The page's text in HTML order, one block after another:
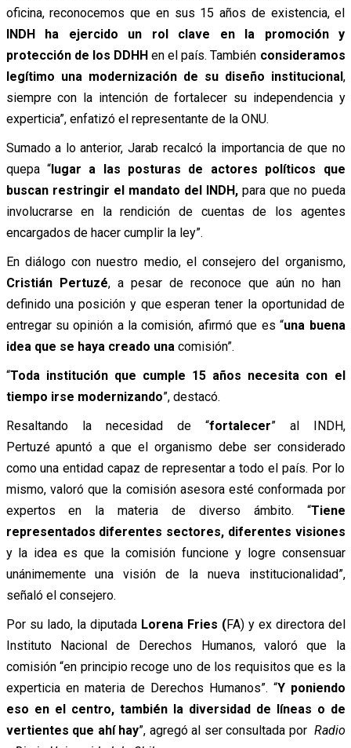
oficina, reconocemos que en sus 15 años de existencia, el
INDH ha ejercido un rol clave en la promoción y
protección de los DDHHen el país. También consideramos
legítimo una modernización de su diseño institucional,
siempre con la intención de fortalecer su independencia y
experticia”, enfatizó el representante de la ONU.
Sumado a lo anterior, Jarab recalcó la importancia de que no
quepa “lugar a las posturas de actores políticos que
buscan restringir el mandato del INDH,para que no pueda
involucrarse en la rendición de cuentas de los agentes
encargados de hacer cumplir la ley”.
En diálogo con nuestro medio, el consejero del organismo,
Cristián Pertuzé, a pesar de reconoce que aún no han
definido una posición y que esperan tener la oportunidad de
entregar su opinión a la comisión, afirmó que es “una buena
idea que se haya creado una comisión”.
“Toda institución que cumple 15 años necesita con el
tiempo irse modernizando”, destacó.
Resaltando la necesidad de “fortalecer” al INDH,
Pertuzé apuntó a que el organismo debe ser considerado
como una entidad capaz de representar a todo el país. Por lo
mismo, valoró que la comisión asesora esté conformada por
expertos en la materia de diverso ámbito. “Tiene
representados diferentes sectores, diferentes visiones
y la idea es que la comisión funcione y logre consensuar
unánimemente una visión de la nueva institucionalidad”,
señaló el consejero.
Por su lado, la diputada Lorena Fries (FA) y ex directora del
Instituto Nacional de Derechos Humanos, valoró que la
comisión “en principio recoge uno de los requisitos que es la
experticia en materia de Derechos Humanos”. “Y poniendo
eso en el centro, también la diversidad de líneas o de
vertientes que ahí hay”, agregó al ser consultada por Radio